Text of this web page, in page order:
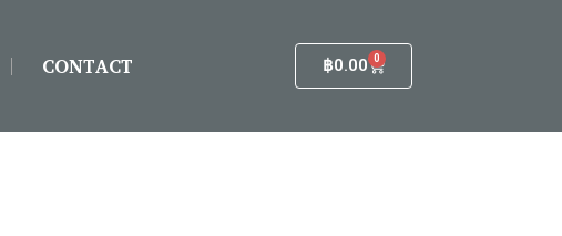
CONTACT ฿0.00 0
Cart